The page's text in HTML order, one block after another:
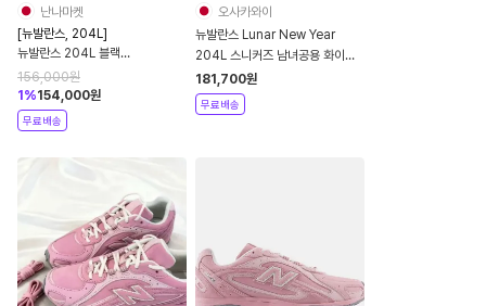
난나마켓
[뉴발란스, 204L]
뉴발란스 204L 블랙
U204LMRA
156,000원
1 %154,000원
무료배송
오사카와이
뉴발란스 Lunar New Year
204L 스니커즈 남녀공용 화이트
U204L8OV
181,700원
무료배송